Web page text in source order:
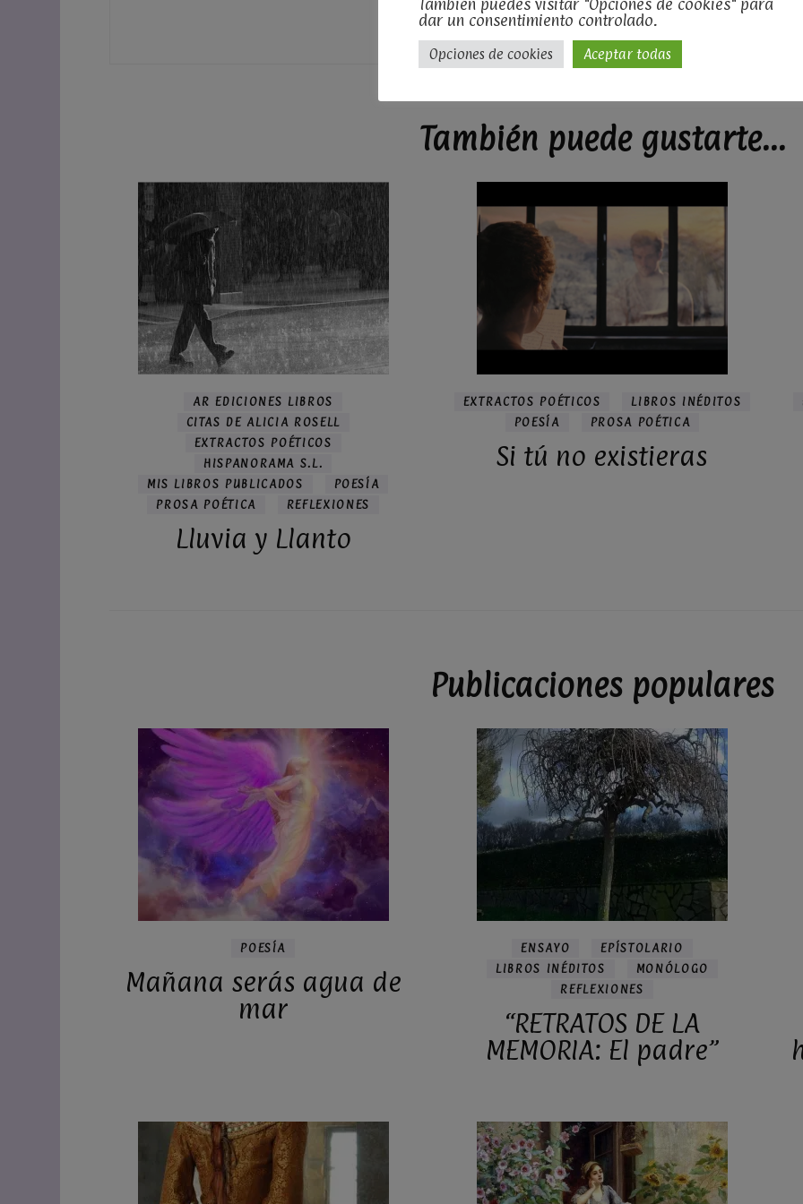
perder mis 'trazos literarios' en la maraña de mi
También puede gustarte...
AR EDICIONES LIBROS
CITAS DE ALICIA ROSELL
EXTRACTOS POÉTICOS
HISPANORAMA S.L.
MIS LIBROS PUBLICADOS
POESÍA
PROSA POÉTICA
REFLEXIONES
Lluvia y Llanto
EXTRACTOS POÉTICOS
LIBROS INÉDITOS
POESÍA
PROSA POÉTICA
Si tú no existieras
Publicaciones populares
POESÍA
Mañana serás agua de
mar
ENSAYO
EPÍSTOLARIO
LIBROS INÉDITOS
MONÓLOGO
REFLEXIONES
“RETRATOS DE LA
MEMORIA: El padre”
dar un consentimiento controlado.
Opciones de cookies Aceptar todas